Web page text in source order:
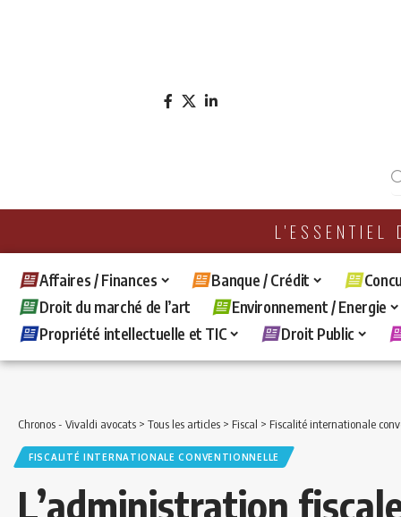
L'ESSENTIEL
Affaires / Finances Banque / Crédit
Droit du marché de l’art
Environnement / Energie
Propriété intellectuelle et TIC
Droit Public
Chronos - Vivaldi avocats > Tous les articles > Fiscal > Fiscalité internationale
FISCALITÉ INTERNATIONALE CONVENTIONNELLE
L’administration